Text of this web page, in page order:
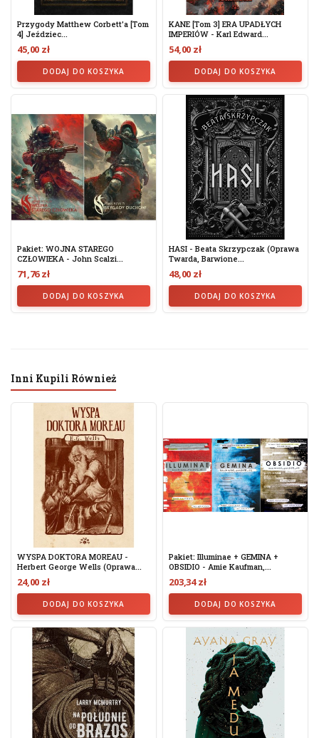
Przygody Matthew Corbett'a [tom
4] Jeździec...
45,00 zł
DODAJ DO KOSZYKA
KANE [tom 3] ERA UPADŁYCH
IMPERIÓW - Karl Edward...
54,00 zł
DODAJ DO KOSZYKA
Pakiet: WOJNA STAREGO
CZŁOWIEKA - John Scalzi...
71,76 zł
DODAJ DO KOSZYKA
HASI - Beata Skrzypczak (oprawa
Twarda, Barwione...
48,00 zł
DODAJ DO KOSZYKA
Inni Kupili Również
WYSPA DOKTORA MOREAU -
Herbert George Wells (oprawa...
24,00 zł
DODAJ DO KOSZYKA
Pakiet: Illuminae + GEMINA +
OBSIDIO - Amie Kaufman,...
203,34 zł
DODAJ DO KOSZYKA